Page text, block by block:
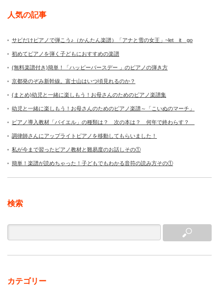
人気の記事
サビだけピアノで弾こう♪（かんたん楽譜）「アナと雪の女王」~let it go
初めてピアノを弾く子どもにおすすめの楽譜
(無料楽譜付き)簡単！「ハッピーバースデー 」のピアノの弾き方
京都発のぞみ新幹線。富士山はいつ頃見れるのか？
(まとめ)幼児と一緒に楽しもう！お母さんのためのピアノ楽譜集
幼児と一緒に楽しもう！お母さんのためのピアノ楽譜～「こいぬのマーチ」
ピアノ導入教材「バイエル」の種類は？ 次の本は？ 何年で終わらす？
調律師さんにアップライトピアノを移動してもらいました！
私が今まで習ったピアノ教材と難易度のお話しその①
簡単！楽譜が読めちゃった！子どもでもわかる音符の読み方その①
検索
カテゴリー